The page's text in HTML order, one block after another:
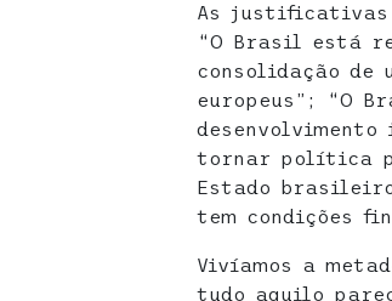
As justificativas
“O Brasil está
consolidação de
europeus”; “O
tornar política
Estado
tem condições
Vivíamos a
tudo aquilo